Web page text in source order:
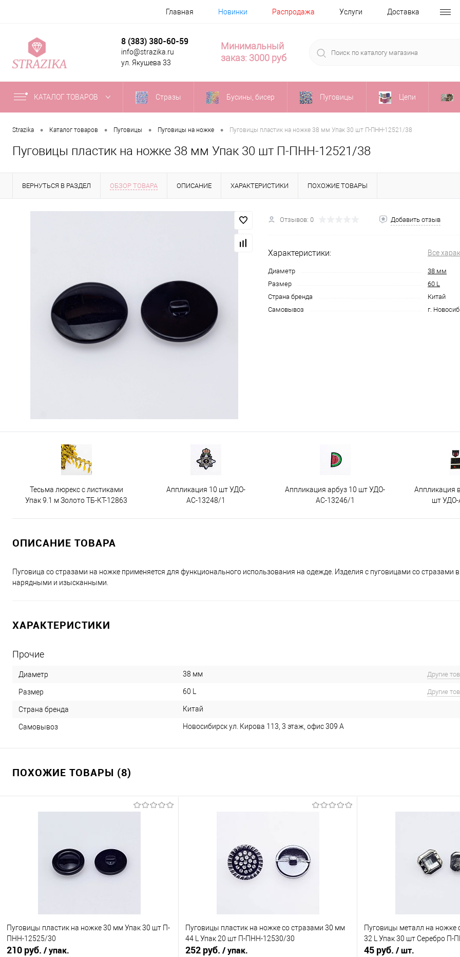
Главная Новинки Распродажа Услуги Доставка
8 (383) 380-60-59
info@strazika.ru
ул. Якушева 33
Минимальный
заказ: 3000 руб
КАТАЛОГ ТОВАРОВ Стразы Бусины, бисер Пуговицы Цепи
Strazika • Каталог товаров • Пуговицы • Пуговицы на ножке • Пуговицы пластик на ножке 38 мм Упак 30 шт П-ПНН-12521/38
Пуговицы пластик на ножке 38 мм Упак 30 шт П-ПНН-12521/38
ВЕРНУТЬСЯ В РАЗДЕЛ ОБЗОР ТОВАРА ОПИСАНИЕ ХАРАКТЕРИСТИКИ ПОХОЖИЕ ТОВАРЫ
Отзывов: 0 Добавить отзыв
Характеристики: Все
Диаметр
38 мм
Размер
60 L
Страна бренда
Китай
Самовывоз
г.
Тесьма люрекс с листиками
Упак 9.1 м Золото ТБ-КТ-12863
Аппликация 10 шт УДО-
АС-13248/1
Аппликация арбуз 10 шт УДО-
АС-13246/1
Аппликация
шт
ОПИСАНИЕ ТОВАРА
Пуговица со стразами на ножке применяется для функционального использования на одежде. Изделия с пуговицами со стразами
нарядными и изысканными.
ХАРАКТЕРИСТИКИ
Прочие
Диаметр 38 мм Другие
Размер 60 L Другие
Страна бренда Китай
Самовывоз Новосибирск ул. Кирова 113, 3 этаж, офис 309 А
ПОХОЖИЕ ТОВАРЫ (8)
Пуговицы пластик на ножке 30 мм Упак 30 шт П-
ПНН-12525/30
210 руб. / упак.
Пуговицы пластик на ножке со стразами 30 мм
44 L Упак 20 шт П-ПНН-12530/30
252 руб. / упак.
Пуговицы металл на ножке
32 L Упак 30 шт Серебро П-
45 руб. / шт.